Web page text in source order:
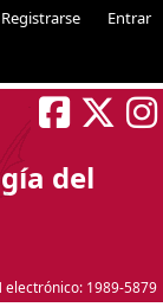
Registrarse Entrar
electrónico: 1989-5879
del